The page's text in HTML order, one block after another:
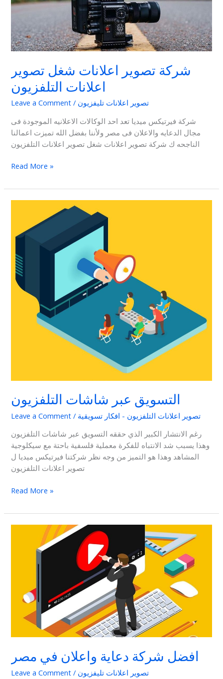
شركة تصوير اعلانات شغل تصوير
اعلانات التلفزيون
Leave a Comment / تصوير اعلانات تليفزيون
شركة فيرتيكس ميديا تعد احد الوكالات الاعلانيه الموجودة فى
مجال الدعايه والاعلان فى مصر ولأننا بفضل الله تميزت اعمالنا
الناجحه ك شركة تصوير اعلانات شغل تصوير اعلانات التلفزيون
Read More »
التسويق عبر شاشات التلفزيون
Leave a Comment / تصوير اعلانات التلفزيون - افكار تسويقية
رغم الانتشار الكبير الذي حققه التسويق عبر شاشات التلفزيون
وهذا يسبب شد الانتباه للفكرة معملية فلسفية باحتة مع سيكلوجية
المشاهد وهذا هو التميز من وجه نظر شركتنا فيرتيكس ميديا ل
تصوير اعلانات التلفزيون
شاشات
التلفزيون
Read More »
افضل شركة دعاية واعلان في مصر
Leave a Comment / تصوير اعلانات تليفزيون